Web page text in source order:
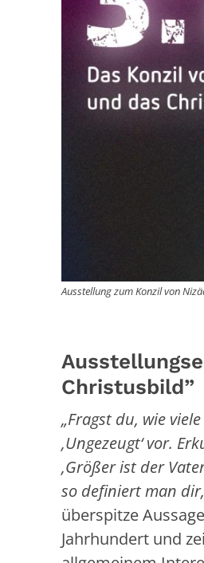
Ausstellung zum Konzil von
Christusbild”
„Fragst du, wie
‚Ungezeugt‘ vor.
‚Größer ist der
so definiert man
überspitze
Jahrhundert und